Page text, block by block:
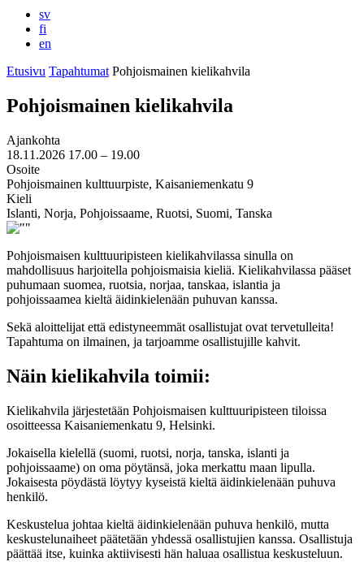
sv
fi
en
Etusivu Tapahtumat Pohjoismainen kielikahvila
Pohjoismainen kielikahvila
Ajankohta
18.11.2026 17.00 – 19.00
Osoite
Pohjoismainen kulttuurpiste, Kaisaniemenkatu 9
Kieli
Islanti, Norja, Pohjoissaame, Ruotsi, Suomi, Tanska
Pohjoismaisen kulttuuripisteen kielikahvilassa sinulla on
mahdollisuus harjoitella pohjoismaisia kieliä. Kielikahvilassa pääset
puhumaan suomea, ruotsia, norjaa, tanskaa, islantia ja
pohjoissaamea kieltä äidinkielenään puhuvan kanssa.
Sekä aloittelijat että edistyneemmät osallistujat ovat tervetulleita!
Tapahtuma on ilmainen, ja tarjoamme osallistujille kahvit.
Näin kielikahvila toimii:
Kielikahvila järjestetään Pohjoismaisen kulttuuripisteen tiloissa
osoitteessa Kaisaniemenkatu 9, Helsinki.
Jokaisella kielellä (suomi, ruotsi, norja, tanska, islanti ja
pohjoissaame) on oma pöytänsä, joka merkattu maan lipulla.
Jokaisesta pöydästä löytyy kyseistä kieltä äidinkielenään puhuva
henkilö.
Keskustelua johtaa kieltä äidinkielenään puhuva henkilö, mutta
keskustelunaiheet päätetään yhdessä osallistujien kanssa. Osallistuja
päättää itse, kuinka aktiivisesti hän haluaa osallistua keskusteluun.